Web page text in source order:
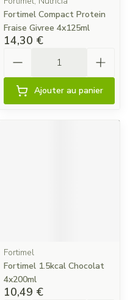
Fortimel Compact Protein
Fraise Givree 4x125ml
14,30 €
Ajouter au panier
Fortimel
Fortimel 1.5kcal Chocolat
4x200ml
10,49 €